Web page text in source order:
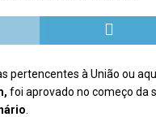
volta ao século XVI
e eucalipto às Florestas com
pertencentes à União ou
foi aprovado no começo da